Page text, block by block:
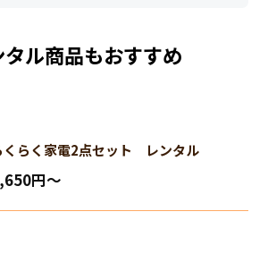
ル商品もおすすめ
くらく家電2点セット レンタル
円〜